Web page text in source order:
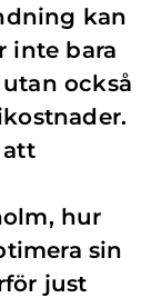
kan
inte bara
också
att
hur
sin
just